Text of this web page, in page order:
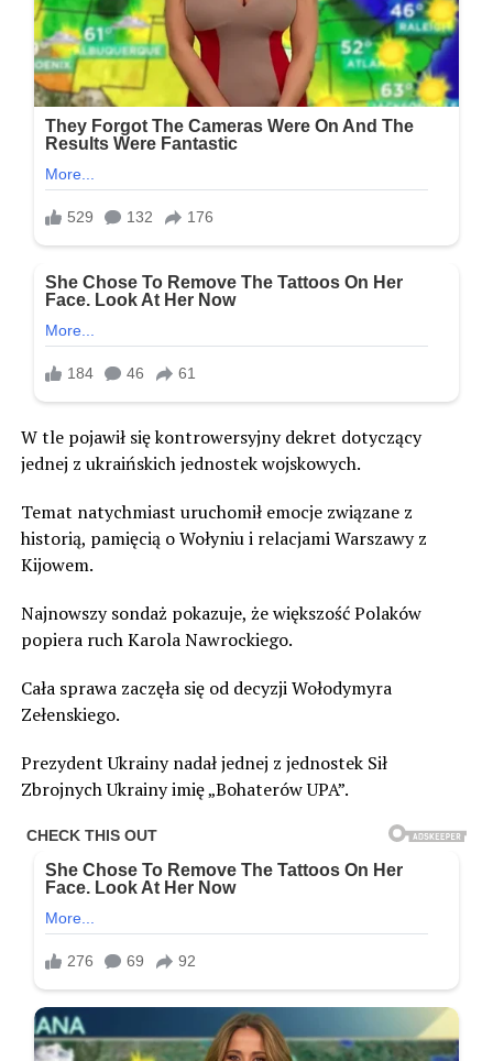
W tle pojawił się kontrowersyjny dekret dotyczący
jednej z ukraińskich jednostek wojskowych.
Temat natychmiast uruchomił emocje związane z
historią, pamięcią o Wołyniu i relacjami Warszawy z
Kijowem.
Najnowszy sondaż pokazuje, że większość Polaków
popiera ruch Karola Nawrockiego.
Cała sprawa zaczęła się od decyzji Wołodymyra
Zełenskiego.
Prezydent Ukrainy nadał jednej z jednostek Sił
Zbrojnych Ukrainy imię „Bohaterów UPA”.